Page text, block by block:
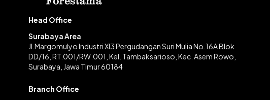
Head Office
Surabaya Area
Jl.Margomulyo Industri XI3 Pergudangan Suri Mulia No.16A Blok
DD/16, RT.001/RW.001, Kel. Tambaksarioso, Kec. Asem Rowo,
Surabaya, Jawa Timur 60184
Branch Office